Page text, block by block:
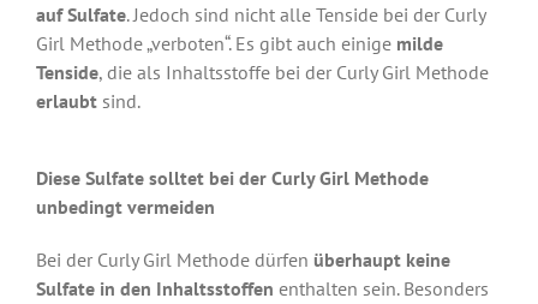
auf Sulfate. Jedoch sind nicht alle Tenside bei der Curly
Girl Methode „verboten“. Es gibt auch einige milde
Tenside, die als Inhaltsstoffe bei der Curly Girl Methode
erlaubtsind.
Diese Sulfate solltet bei der Curly Girl Methode
unbedingt vermeiden
Bei der Curly Girl Methode dürfen überhaupt keine
Sulfate in den Inhaltsstoffen enthalten sein. Besonders